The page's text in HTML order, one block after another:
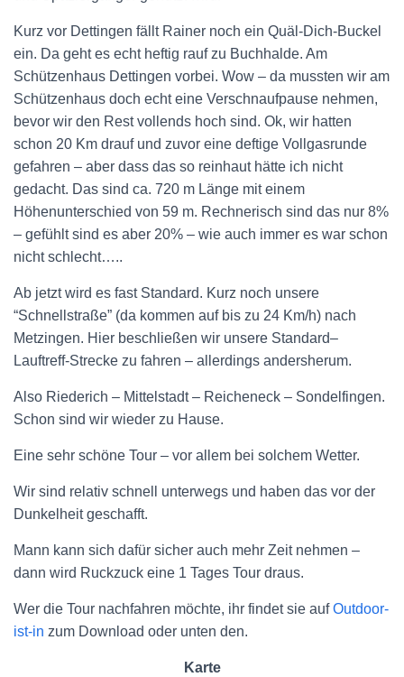
Kurz vor Dettingen fällt Rainer noch ein Quäl-Dich-Buckel
ein. Da geht es echt heftig rauf zu Buchhalde. Am
Schützenhaus Dettingen vorbei. Wow – da mussten wir am
Schützenhaus doch echt eine Verschnaufpause nehmen,
bevor wir den Rest vollends hoch sind. Ok, wir hatten
schon 20 Km drauf und zuvor eine deftige Vollgasrunde
gefahren – aber dass das so reinhaut hätte ich nicht
gedacht. Das sind ca. 720 m Länge mit einem
Höhenunterschied von 59 m. Rechnerisch sind das nur 8%
– gefühlt sind es aber 20% – wie auch immer es war schon
nicht schlecht…..
Ab jetzt wird es fast Standard. Kurz noch unsere
“Schnellstraße” (da kommen auf bis zu 24 Km/h) nach
Metzingen. Hier beschließen wir unsere Standard–
Lauftreff-Strecke zu fahren – allerdings andersherum.
Also Riederich – Mittelstadt – Reicheneck – Sondelfingen.
Schon sind wir wieder zu Hause.
Eine sehr schöne Tour – vor allem bei solchem Wetter.
Wir sind relativ schnell unterwegs und haben das vor der
Dunkelheit geschafft.
Mann kann sich dafür sicher auch mehr Zeit nehmen –
dann wird Ruckzuck eine 1 Tages Tour draus.
Wer die Tour nachfahren möchte, ihr findet sie aufOutdoor-
ist-in zum Download oder unten den.
Karte